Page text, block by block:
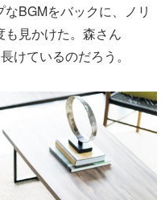
BGMをバックに、ノリ
も見かけた。森さん
けているのだろう。